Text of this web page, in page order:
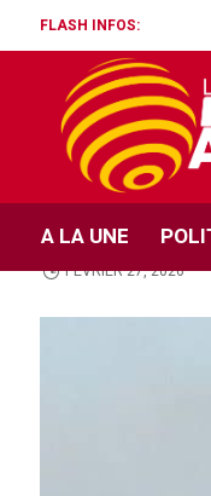
FLASH INFOS: 66e
A LA UNE
REGIONS
police
FÉVRIER 27, 2026